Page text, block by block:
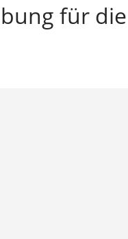
für die